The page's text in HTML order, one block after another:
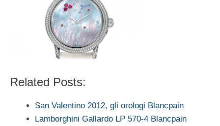
Related Posts:
San Valentino 2012, gli orologi Blancpain
Lamborghini Gallardo LP 570-4 Blancpain